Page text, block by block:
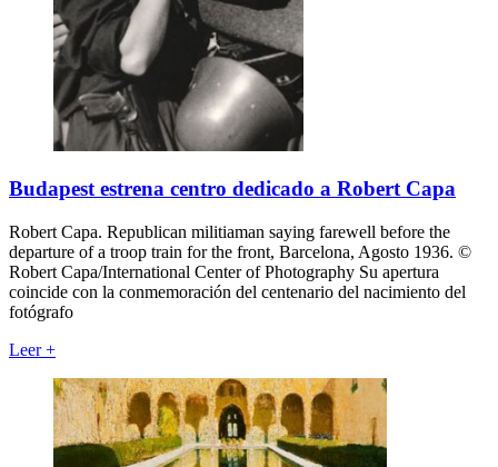
Budapest estrena centro dedicado a Robert Capa
Robert Capa. Republican militiaman saying farewell before the
departure of a troop train for the front, Barcelona, Agosto 1936. ©
Robert Capa/International Center of Photography Su apertura
coincide con la conmemoración del centenario del nacimiento del
fotógrafo
Leer+